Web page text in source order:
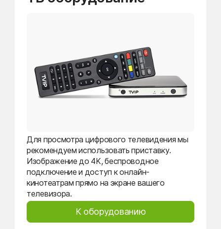
Для просмотра цифрового телевидения мы
рекомендуем использовать приставку.
Изображение до 4K, беспроводное
подключение и доступ к онлайн-
кинотеатрам прямо на экране вашего
телевизора.
К оборудованию